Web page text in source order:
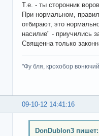
Т.е. - ты сторонник
При нормальном,
отбирают, это
насилие" - приучились
Священна только
"Фу бля, крохобор
09-10-12 14:41:16
DonDublon3 пишет: